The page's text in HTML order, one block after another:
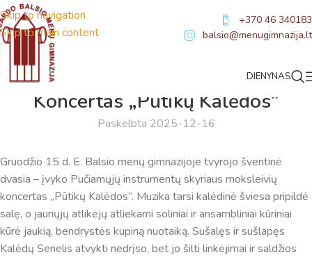
Skip to navigation
Skip to main content
+370 46 340183
balsio@menugimnazija.lt
DIENYNAS
Koncertas „Pūtikų Kalėdos”
Paskelbta 2025-12-16
Gruodžio 15 d. E. Balsio menų gimnazijoje tvyrojo šventinė
dvasia – įvyko Pučiamųjų instrumentų skyriaus moksleivių
koncertas „Pūtikų Kalėdos“. Muzika tarsi kalėdinė šviesa pripildė
salę, o jaunųjų atlikėjų atliekami soliniai ir ansambliniai kūriniai
kūrė jaukią, bendrystės kupiną nuotaiką. Sušalęs ir sušlapęs
Kalėdų Senelis atvykti nedrįso, bet jo šilti linkėjimai ir saldžios